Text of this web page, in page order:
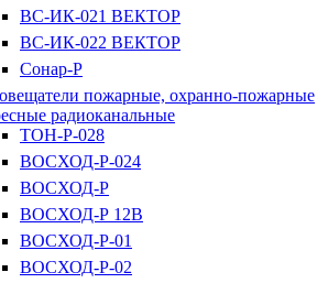
ВС-ИК-021 ВЕКТОР
ВС-ИК-022 ВЕКТОР
Сонар-Р
пожарные, охранно-пожарные
радиоканальные
ТОН-Р-028
ВОСХОД-Р-024
ВОСХОД-Р
ВОСХОД-Р 12В
ВОСХОД-Р-01
ВОСХОД-Р-02